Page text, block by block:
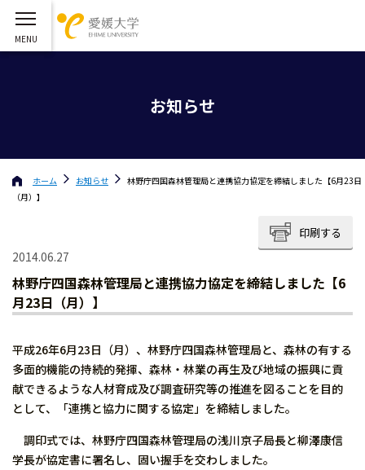
お知らせ
ホーム お知らせ
林野庁四国森林管理局と連携協力協定を締結しました【6月23日
（月）】
印刷する
2014.06.27
林野庁四国森林管理局と連携協力協定を締結しました【6
月23日（月）】
平成26年6月23日（月）、林野庁四国森林管理局と、森林の有する
多面的機能の持続的発揮、森林・林業の再生及び地域の振興に貢
献できるような人材育成及び調査研究等の推進を図ることを目的
として、「連携と協力に関する協定」を締結しました。
調印式では、林野庁四国森林管理局の浅川京子局長と柳澤康信
学長が協定書に署名し、固い握手を交わしました。